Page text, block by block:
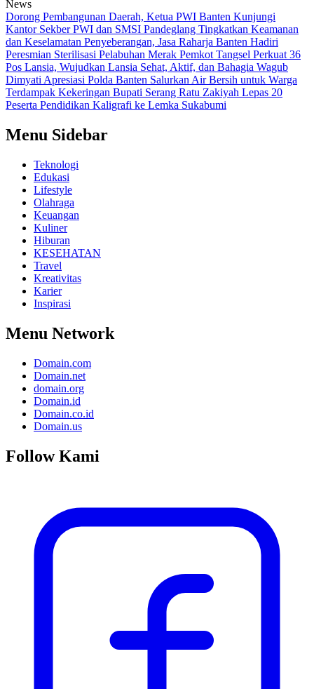
News
Dorong Pembangunan Daerah, Ketua PWI Banten Kunjungi
Kantor Sekber PWI dan SMSI Pandeglang Tingkatkan Keamanan
dan Keselamatan Penyeberangan, Jasa Raharja Banten Hadiri
Peresmian Sterilisasi Pelabuhan Merak Pemkot Tangsel Perkuat 36
Pos Lansia, Wujudkan Lansia Sehat, Aktif, dan Bahagia Wagub
Dimyati Apresiasi Polda Banten Salurkan Air Bersih untuk Warga
Terdampak Kekeringan Bupati Serang Ratu Zakiyah Lepas 20
Peserta Pendidikan Kaligrafi ke Lemka Sukabumi
Menu Sidebar
Teknologi
Edukasi
Lifestyle
Olahraga
Keuangan
Kuliner
Hiburan
KESEHATAN
Travel
Kreativitas
Karier
Inspirasi
Menu Network
Domain.com
Domain.net
domain.org
Domain.id
Domain.co.id
Domain.us
Follow Kami